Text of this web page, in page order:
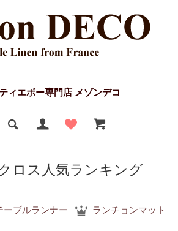
ィエボー専門店 メゾンデコ
ロス人気ランキング
ーブルランナー ランチョンマット